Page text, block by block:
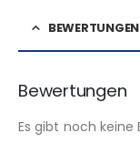
Bewertungen
Es gibt noch keine